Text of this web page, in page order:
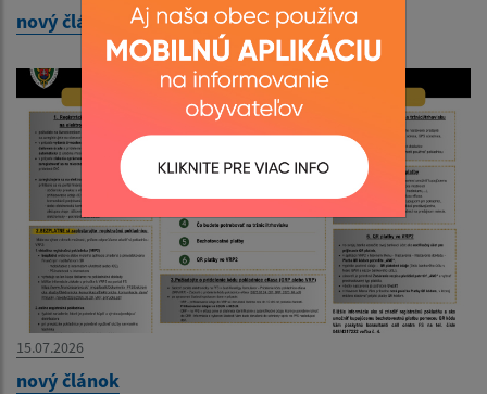
nový článok
15.07.2026
nový článok